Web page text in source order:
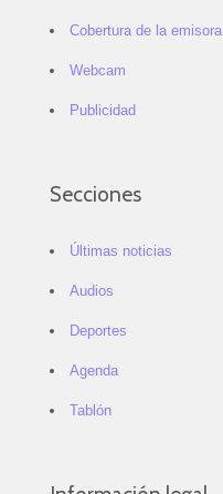
Cobertura de la emisora
Webcam
Publicidad
Secciones
Últimas noticias
Audios
Deportes
Agenda
Tablón